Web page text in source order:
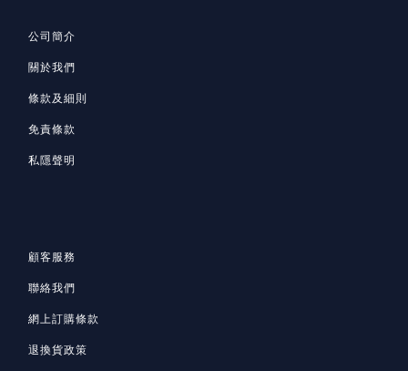
公司簡介
關於我們
條款及細則
免責條款
私隱聲明
顧客服務
聯絡我們
網上訂購條款
退換貨政策